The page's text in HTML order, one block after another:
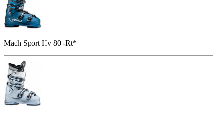
Mach Sport Hv 80 -Rt*